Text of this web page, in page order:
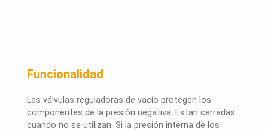
Funcionalidad
Las válvulas reguladoras de vacío protegen los
componentes de la presión negativa. Están cerradas
cuando no se utilizan. Si la presión interna de los